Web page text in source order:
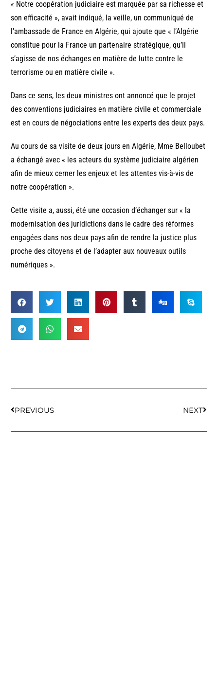
« Notre coopération judiciaire est marquée par sa richesse et
son efficacité », avait indiqué, la veille, un communiqué de
l’ambassade de France en Algérie, qui ajoute que « l’Algérie
constitue pour la France un partenaire stratégique, qu’il
s’agisse de nos échanges en matière de lutte contre le
terrorisme ou en matière civile ».
Dans ce sens, les deux ministres ont annoncé que le projet
des conventions judiciaires en matière civile et commerciale
est en cours de négociations entre les experts des deux pays.
Au cours de sa visite de deux jours en Algérie, Mme Belloubet
a échangé avec « les acteurs du système judiciaire algérien
afin de mieux cerner les enjeux et les attentes vis-à-vis de
notre coopération ».
Cette visite a, aussi, été une occasion d’échanger sur « la
modernisation des juridictions dans le cadre des réformes
engagées dans nos deux pays afin de rendre la justice plus
proche des citoyens et de l’adapter aux nouveaux outils
numériques ».
PREVIOUS NEXT